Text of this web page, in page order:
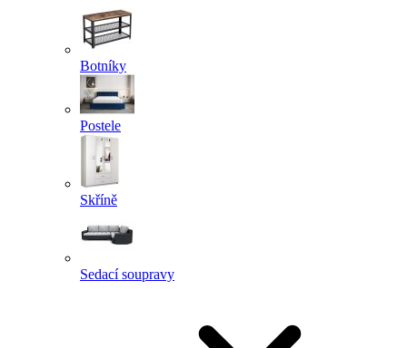
Botníky
Postele
Skříně
Sedací soupravy